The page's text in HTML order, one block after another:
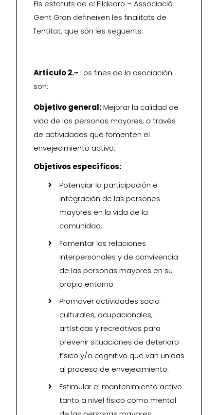
Els estatuts de el Fildeoro – Associació
Gent Gran defineixen les finalitats de
l'entitat, que són les següents:
Artículo 2.- Los fines de la asociación
son:
Objetivo general:Mejorar la calidad de
vida de las personas mayores, a través
de actividades que fomenten el
envejecimiento activo.
Objetivos específicos:
Potenciar la participación e
integración de las persones
mayores en la vida de la
comunidad.
Fomentar las relaciones
interpersonales y de convivencia
de las personas mayores en su
propio entorno.
Promover actividades socio-
culturales, ocupacionales,
artísticas y recreativas para
prevenir situaciones de deterioro
físico y/o cognitivo que van unidas
al proceso de envejecimiento.
Estimular el mantenimiento activo
tanto a nivel físico como mental